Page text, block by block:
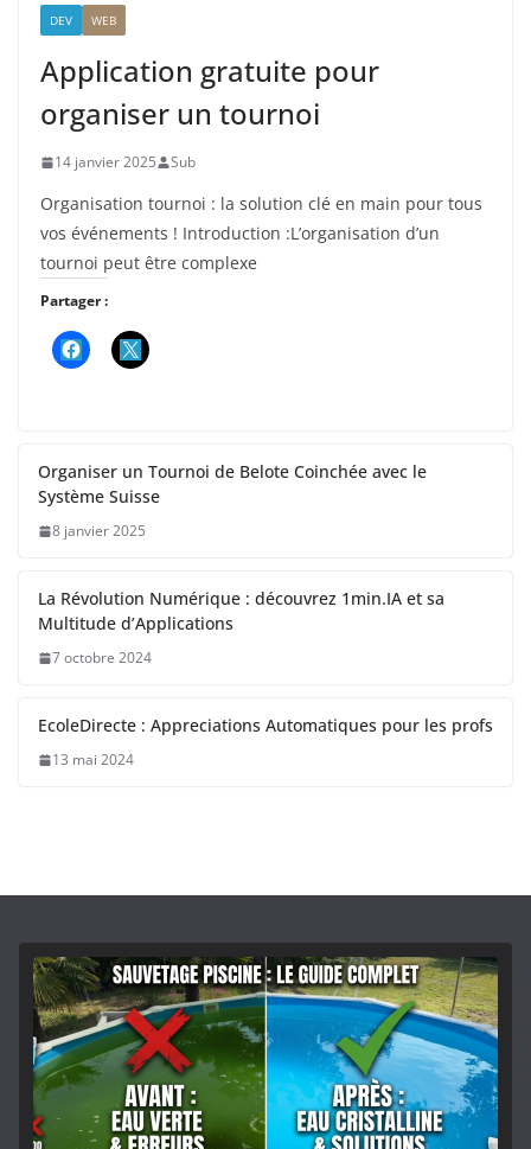
DEV WEB
Application gratuite pour
organiser un tournoi
14 janvier 2025 Sub
Organisation tournoi : la solution clé en main pour tous
vos événements ! Introduction :L’organisation d’un
tournoi peut être complexe
Partager :
Organiser un Tournoi de Belote Coinchée avec le
Système Suisse
8 janvier 2025
La Révolution Numérique : découvrez 1min.IA et sa
Multitude d’Applications
7 octobre 2024
EcoleDirecte : Appreciations Automatiques pour les profs
13 mai 2024